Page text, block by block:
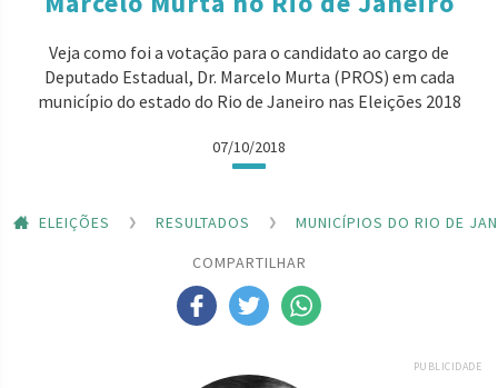
Veja como foi a votação para o candidato ao cargo de
Deputado Estadual, Dr. Marcelo Murta (PROS) em cada
município do estado do Rio de Janeiro nas Eleições 2018
07/10/2018
ELEIÇÕES RESULTADOS
MUNICÍPIOS DO RIO DE
COMPARTILHAR
PUBLICIDADE